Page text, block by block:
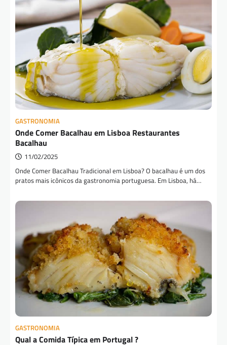
GASTRONOMIA
Onde Comer Bacalhau em Lisboa Restaurantes
Bacalhau
11/02/2025
Onde Comer Bacalhau Tradicional em Lisboa? O bacalhau é um dos
pratos mais icônicos da gastronomia portuguesa. Em Lisboa, há…
GASTRONOMIA
Qual a Comida Típica em Portugal ?